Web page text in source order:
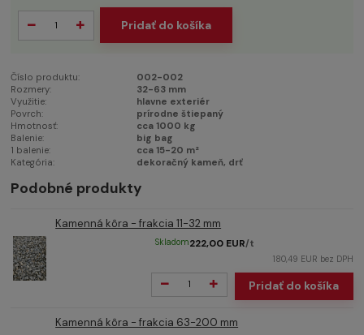
Pridať do košíka
Číslo produktu:
002-002
Rozmery:
32-63 mm
Využitie:
hlavne exteriér
Povrch:
prírodne štiepaný
Hmotnosť:
cca 1000 kg
Balenie:
big bag
1 balenie:
cca 15-20 m²
Kategória:
dekoračný kameň, drť
Podobné produkty
Kamenná kôra - frakcia 11-32 mm
222,00 EUR/t
180,49 EUR bez DPH
Skladom
Pridať do košíka
Kamenná kôra - frakcia 63-200 mm